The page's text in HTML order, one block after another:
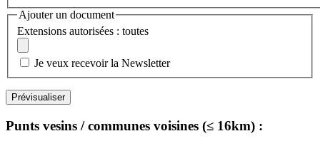
Ajouter un document
Extensions autorisées : toutes
Je veux recevoir la Newsletter
Punts vesins / communes voisines (≤ 16km) :